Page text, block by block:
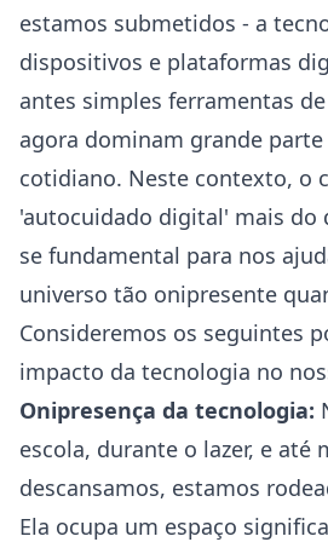
estamos submetidos - a
dispositivos e plataformas
antes simples ferramentas
agora dominam grande
cotidiano. Neste contexto, o
'autocuidado digital' mais do
se fundamental para nos
universo tão onipresente
Consideremos os seguintes
impacto da tecnologia no
Onipresença da tecnologia:
escola, durante o lazer, e até
descansamos, estamos
Ela ocupa um espaço